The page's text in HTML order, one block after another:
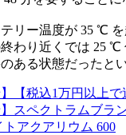
リー温度が 35 ℃
わり近くでは 25 ℃
ある状態だったとい
【税込1万円以上で
】スペクトラムブラ
アクアリウム 600